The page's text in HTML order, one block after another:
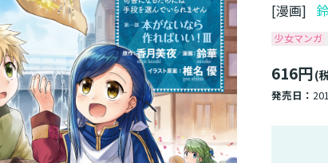
[漫画]
少女マンガ
616円(
発売日：